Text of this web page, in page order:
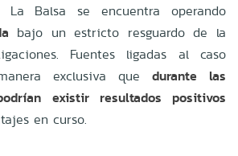
Balsa se encuentra operando
bajo un estricto resguardo de la
Fuentes ligadas al caso
exclusiva que durante las
existir resultados positivos
en curso.